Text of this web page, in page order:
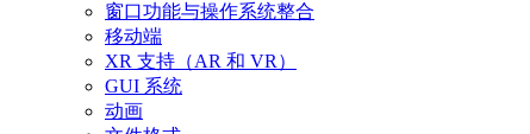
窗口功能与操作系统整合
移动端
XR 支持（AR 和 VR）
GUI 系统
动画